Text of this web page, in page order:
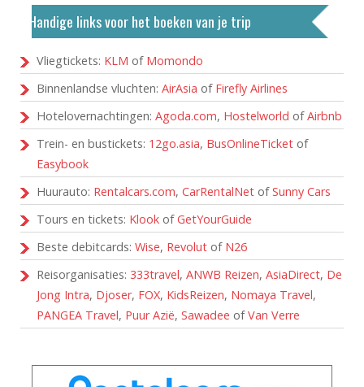
Handige links voor het boeken van je trip
Vliegtickets: KLM of Momondo
Binnenlandse vluchten: AirAsia of Firefly Airlines
Hotelovernachtingen: Agoda.com, Hostelworld ofAirbnb
Trein- en bustickets: 12go.asia, BusOnlineTicket of
Easybook
Huurauto: Rentalcars.com, CarRentalNet ofSunny Cars
Tours en tickets: Klook ofGetYourGuide
Beste debitcards: Wise, Revolut of N26
Reisorganisaties: 333travel, ANWB Reizen, AsiaDirect, De
Jong Intra, Djoser, FOX, KidsReizen, Nomaya Travel,
PANGEA Travel, Puur Azië, Sawadee ofVan Verre